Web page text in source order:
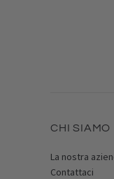
CHI SIAMO
La nostra
Contattaci